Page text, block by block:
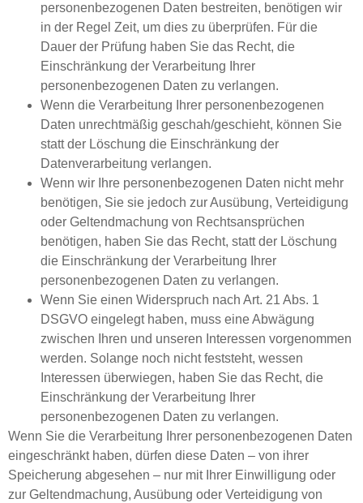
personenbezogenen Daten bestreiten, benötigen wir
in der Regel Zeit, um dies zu überprüfen. Für die
Dauer der Prüfung haben Sie das Recht, die
Einschränkung der Verarbeitung Ihrer
personenbezogenen Daten zu verlangen.
Wenn die Verarbeitung Ihrer personenbezogenen
Daten unrechtmäßig geschah/geschieht, können Sie
statt der Löschung die Einschränkung der
Datenverarbeitung verlangen.
Wenn wir Ihre personenbezogenen Daten nicht mehr
benötigen, Sie sie jedoch zur Ausübung, Verteidigung
oder Geltendmachung von Rechtsansprüchen
benötigen, haben Sie das Recht, statt der Löschung
die Einschränkung der Verarbeitung Ihrer
personenbezogenen Daten zu verlangen.
Wenn Sie einen Widerspruch nach Art. 21 Abs. 1
DSGVO eingelegt haben, muss eine Abwägung
zwischen Ihren und unseren Interessen vorgenommen
werden. Solange noch nicht feststeht, wessen
Interessen überwiegen, haben Sie das Recht, die
Einschränkung der Verarbeitung Ihrer
personenbezogenen Daten zu verlangen.
Wenn Sie die Verarbeitung Ihrer personenbezogenen Daten
eingeschränkt haben, dürfen diese Daten – von ihrer
Speicherung abgesehen – nur mit Ihrer Einwilligung oder
zur Geltendmachung, Ausübung oder Verteidigung von